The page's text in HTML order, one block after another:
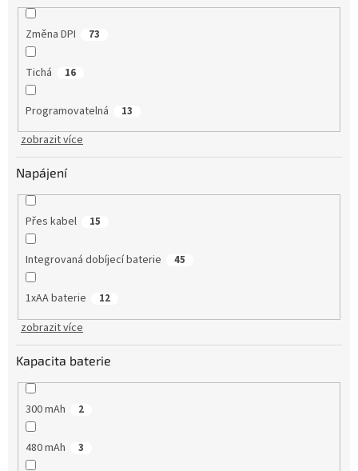
Změna DPI 73
Tichá 16
Programovatelná 13
zobrazit více
Napájení
Přes kabel 15
Integrovaná dobíjecí baterie 45
1xAA baterie 12
zobrazit více
Kapacita baterie
300 mAh 2
480 mAh 3